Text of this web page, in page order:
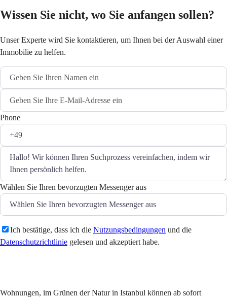
Wissen Sie nicht, wo Sie anfangen sollen?
Unser Experte wird Sie kontaktieren, um Ihnen bei der Auswahl einer
Immobilie zu helfen.
Phone
Wählen Sie Ihren bevorzugten Messenger aus
Ich bestätige, dass ich die Nutzungsbedingungen und die
Datenschutzrichtlinie gelesen und akzeptiert habe.
Wohnungen, im Grünen der Natur in Istanbul können ab sofort